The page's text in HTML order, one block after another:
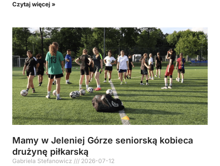
Czytaj więcej »
Mamy w Jeleniej Górze seniorską kobieca
drużynę piłkarską
Gabriela Stefanowicz 2026-07-12